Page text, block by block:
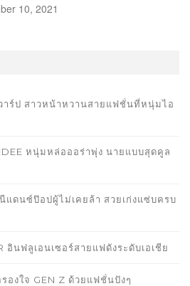
10, 2021
าร์ป สาวหน้าหวานสายแฟชั่นที่หนุ่มไอ
หนุ่มหล่อออร่าพุ่ง นายแบบสุดคูล
ดนซ์ป๊อปผู้ไม่เคยล้า สวยเก่งแซ่บครบ
อินฟลูเอนเซอร์สายแฟดังระดับเอเชีย
องใจ GEN Z ด้วยแฟชั่นปังๆ